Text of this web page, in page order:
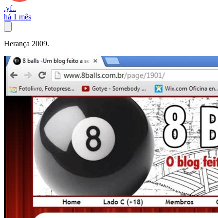
.yf..
há 1 mês
Herança 2009.